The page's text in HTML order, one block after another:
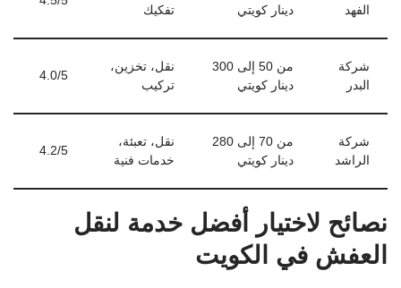
الفهد دينار كويتي تفكيك
شركة
البدر
من 50 إلى 300
دينار كويتي
نقل، تخزين،
تركيب
4.0/5
شركة
الراشد
من 70 إلى 280
دينار كويتي
نقل، تعبئة،
خدمات فنية
4.2/5
نصائح لاختيار أفضل خدمة لنقل
العفش في الكويت